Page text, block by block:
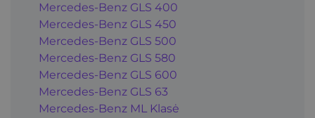
Mercedes-Benz GLS 400
Mercedes-Benz GLS 450
Mercedes-Benz GLS 500
Mercedes-Benz GLS 580
Mercedes-Benz GLS 600
Mercedes-Benz GLS 63
Mercedes-Benz ML Klasė